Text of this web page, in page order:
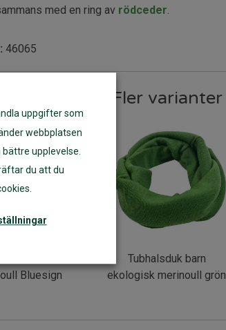
med en ring av rödceder.
46065
Fler varianter
Bluesign
Tubhalsduk barn
ekologisk merinoull grön
uppgifter som
webbplatsen
upplevelse.
du att du